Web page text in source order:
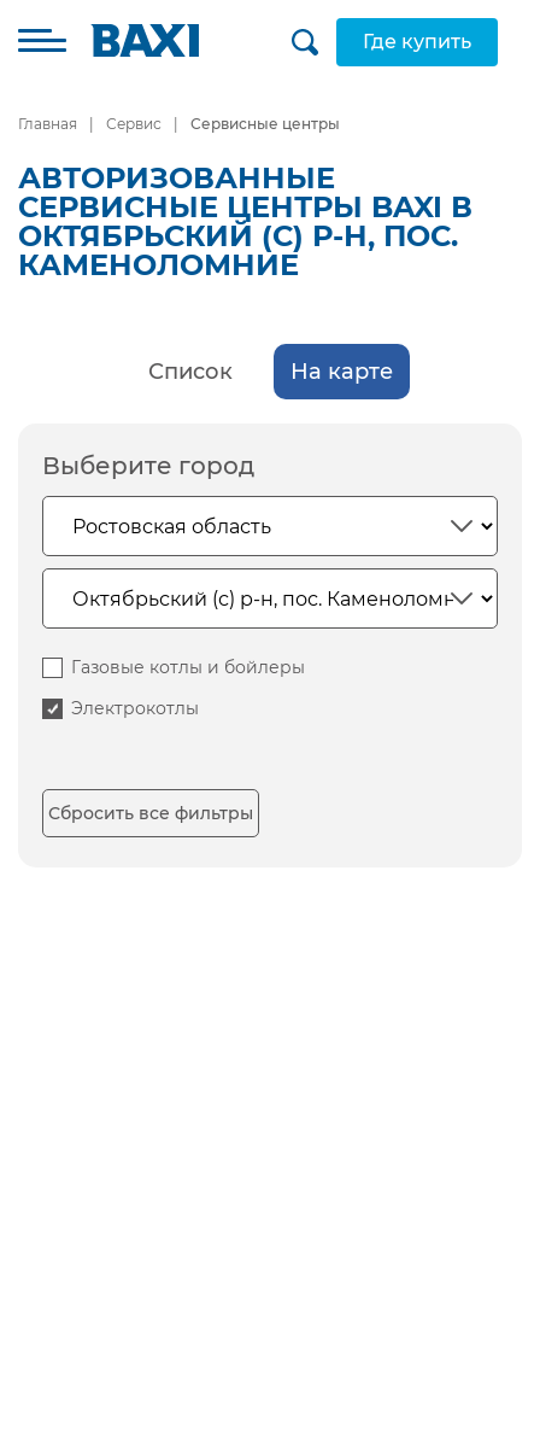
Где купить
Главная Сервис Сервисные центры
АВТОРИЗОВАННЫЕ
СЕРВИСНЫЕ ЦЕНТРЫ BAXI В
ОКТЯБРЬСКИЙ (С) Р-Н, ПОС.
КАМЕНОЛОМНИЕ
Список На карте
Выберите город
Газовые котлы и бойлеры
Электрокотлы
Сбросить все фильтры